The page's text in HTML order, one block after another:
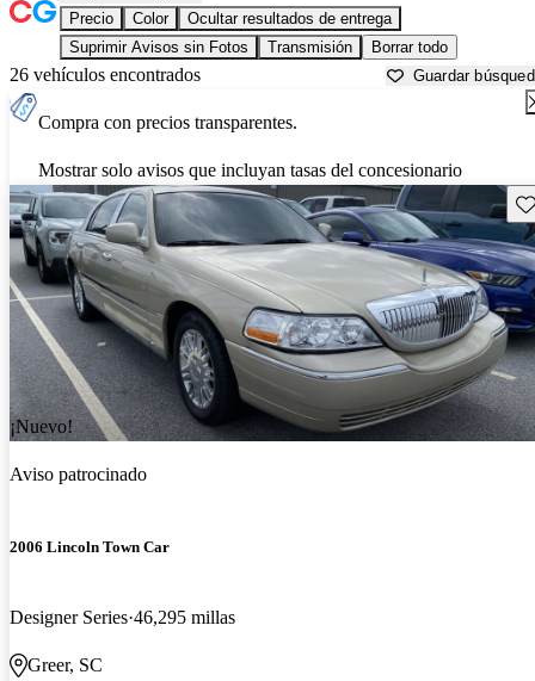
Precio Color
Ocultar resultados de entrega
Suprimir Avisos sin Fotos
Transmisión Borrar todo
26 vehículos encontrados Guardar
Compra con precios transparentes.
Mostrar solo avisos que incluyan tasas del concesionario
¡Nuevo!
Aviso patrocinado
2006 Lincoln Town Car
Designer Series 46,295 millas
Greer, SC